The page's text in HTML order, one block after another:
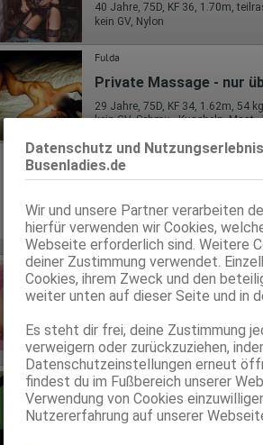
Datenschutz und
Busenladies.de
Wir und unsere Partner verarbeiten
hierfür verwenden wir Cookies,
Webseite erforderlich sind. Weitere
deiner Zustimmung verwendet.
Cookies, ihrem Zweck und den
weiter unten auf dieser Seite und in
Es steht dir frei, deine Zustimmung
verweigern oder zurückzuziehen,
Datenschutzeinstellungen erneut
findest du im Fußbereich unserer
Verwendung von Cookies
Nutzererfahrung auf unserer
40 Jahre, 75D, KF 36, 1.70m,
kein GV, Nylon
Fulda
Private Massage - nur
29 Jahre, 75D, KF 34, 1.62m, 54
kein GV, Schmu., Kuscheln, Mast.,
Fulda
1.8km, Leipziger Str. 72
TS, 25 Jahre, 85E(DD), KF 38/40,
69, Franz b. Ihr, BV, Schmu.,
Fulda
2.5km, Frankfurter Str. 134
MI-LINDA
36 Jahre, 85D, KF 38, 1.69m,
kein GV, Schmu., Kuscheln
Fulda
2.9km, Hohenlohestr. 59a
Mellisa - Spezialistin